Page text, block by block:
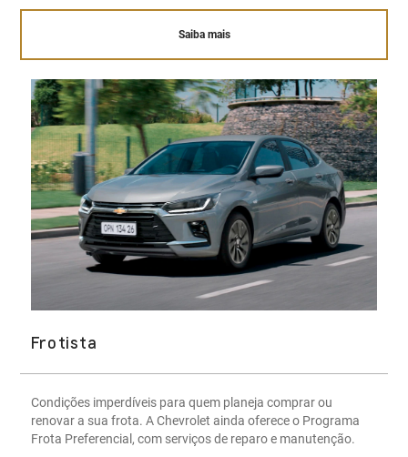
Saiba mais
Frotista
Condições imperdíveis para quem planeja comprar ou
renovar a sua frota. A Chevrolet ainda oferece o Programa
Frota Preferencial, com serviços de reparo e manutenção.